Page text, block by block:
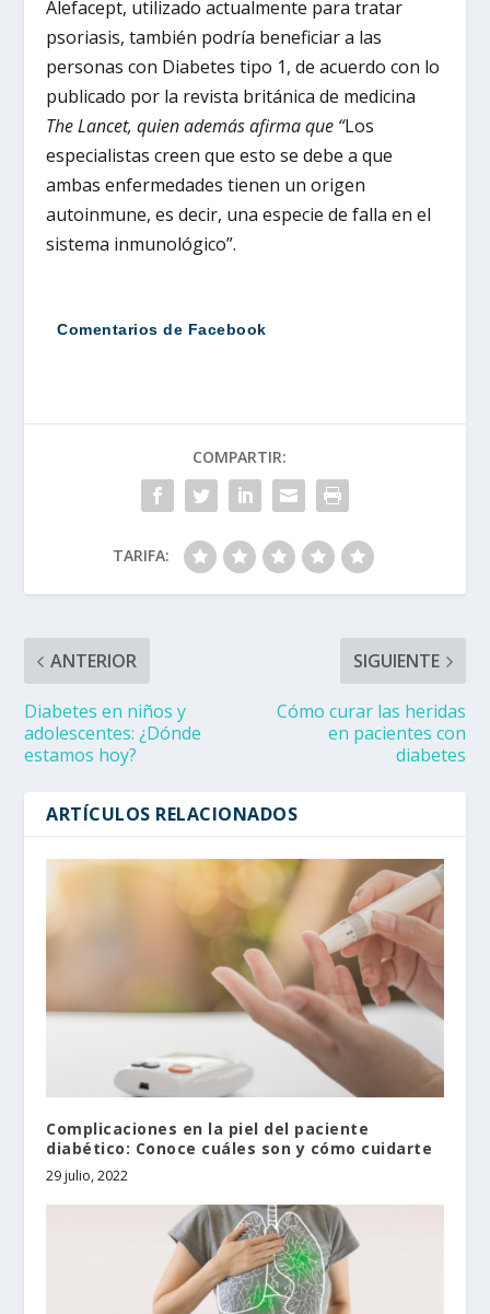
Alefacept, utilizado actualmente para tratar
psoriasis, también podría beneficiar a las
personas con Diabetes tipo 1, de acuerdo con lo
publicado por la revista británica de medicina
The Lancet, quien además afirma que “Los
especialistas creen que esto se debe a que
ambas enfermedades tienen un origen
autoinmune, es decir, una especie de falla en el
sistema inmunológico”.
Comentarios de Facebook
COMPARTIR:
TARIFA:
ANTERIOR
Diabetes en niños y
adolescentes: ¿Dónde
estamos hoy?
SIGUIENTE
Cómo curar las heridas
en pacientes con
diabetes
ARTÍCULOS RELACIONADOS
Complicaciones en la piel del paciente
diabético: Conoce cuáles son y cómo cuidarte
29 julio, 2022